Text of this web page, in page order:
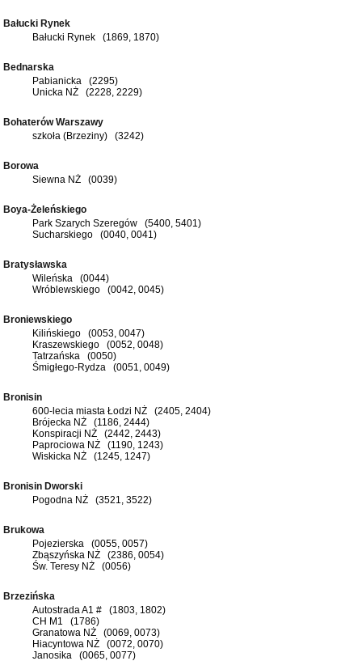
Bałucki Rynek
Bałucki Rynek (1869, 1870)
Bednarska
Pabianicka (2295)
Unicka NŻ (2228, 2229)
Bohaterów Warszawy
szkoła (Brzeziny) (3242)
Borowa
Siewna NŻ (0039)
Boya-Żeleńskiego
Park Szarych Szeregów (5400, 5401)
Sucharskiego (0040, 0041)
Bratysławska
Wileńska (0044)
Wróblewskiego (0042, 0045)
Broniewskiego
Kilińskiego (0053, 0047)
Kraszewskiego (0052, 0048)
Tatrzańska (0050)
Śmigłego-Rydza (0051, 0049)
Bronisin
600-lecia miasta Łodzi NŻ (2405, 2404)
Brójecka NŻ (1186, 2444)
Konspiracji NŻ (2442, 2443)
Paprociowa NŻ (1190, 1243)
Wiskicka NŻ (1245, 1247)
Bronisin Dworski
Pogodna NŻ (3521, 3522)
Brukowa
Pojezierska (0055, 0057)
Zbąszyńska NŻ (2386, 0054)
Św. Teresy NŻ (0056)
Brzezińska
Autostrada A1 # (1803, 1802)
CH M1 (1786)
Granatowa NŻ (0069, 0073)
Hiacyntowa NŻ (0072, 0070)
Janosika (0065, 0077)